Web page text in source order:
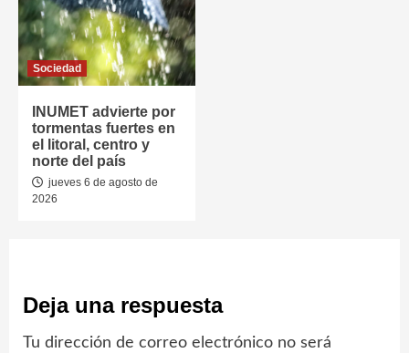
Sociedad
INUMET advierte por
tormentas fuertes en
el litoral, centro y
norte del país
jueves 6 de agosto de
2026
Deja una respuesta
Tu dirección de correo electrónico no será